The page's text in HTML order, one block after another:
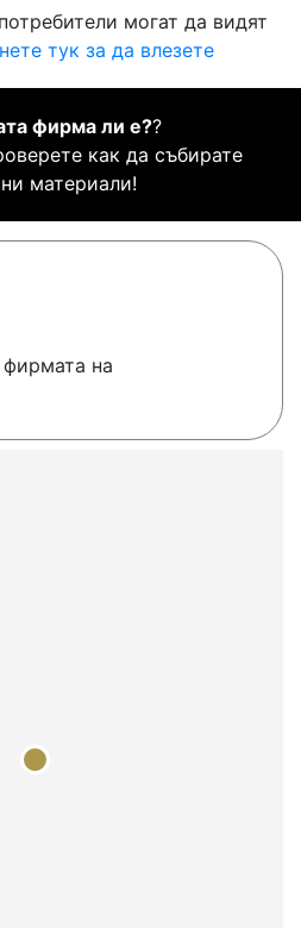
могат да видят
тук за да влезете
фирма ли е??
как да събирате
материали!
на